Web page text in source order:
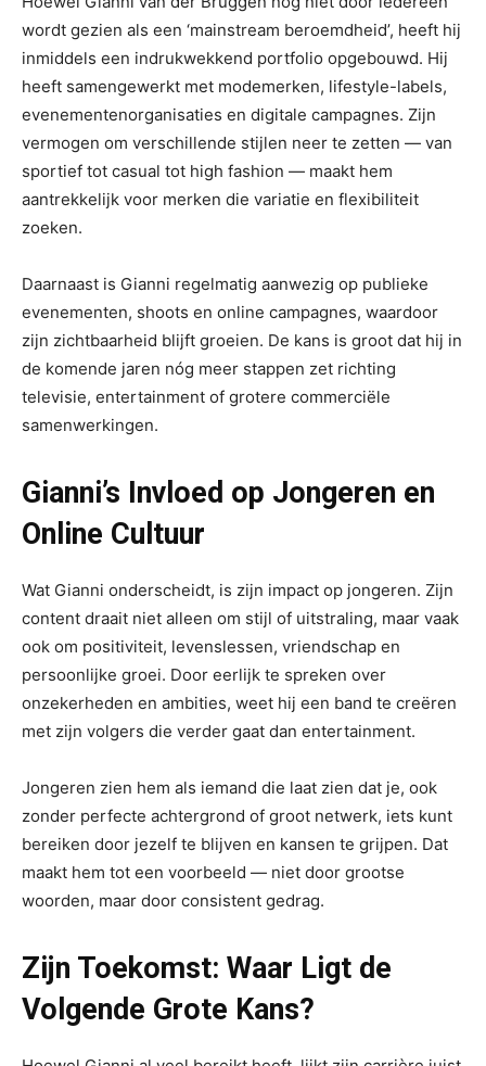
wordt gezien als een ‘mainstream beroemdheid’, heeft hij
inmiddels een indrukwekkend portfolio opgebouwd. Hij
heeft samengewerkt met modemerken, lifestyle-labels,
evenementenorganisaties en digitale campagnes. Zijn
vermogen om verschillende stijlen neer te zetten — van
sportief tot casual tot high fashion — maakt hem
aantrekkelijk voor merken die variatie en flexibiliteit
zoeken.
Daarnaast is Gianni regelmatig aanwezig op publieke
evenementen, shoots en online campagnes, waardoor
zijn zichtbaarheid blijft groeien. De kans is groot dat hij in
de komende jaren nóg meer stappen zet richting
televisie, entertainment of grotere commerciële
samenwerkingen.
Gianni’s Invloed op Jongeren en
Online Cultuur
Wat Gianni onderscheidt, is zijn impact op jongeren. Zijn
content draait niet alleen om stijl of uitstraling, maar vaak
ook om positiviteit, levenslessen, vriendschap en
persoonlijke groei. Door eerlijk te spreken over
onzekerheden en ambities, weet hij een band te creëren
met zijn volgers die verder gaat dan entertainment.
Jongeren zien hem als iemand die laat zien dat je, ook
zonder perfecte achtergrond of groot netwerk, iets kunt
bereiken door jezelf te blijven en kansen te grijpen. Dat
maakt hem tot een voorbeeld — niet door grootse
woorden, maar door consistent gedrag.
Zijn Toekomst: Waar Ligt de
Volgende Grote Kans?